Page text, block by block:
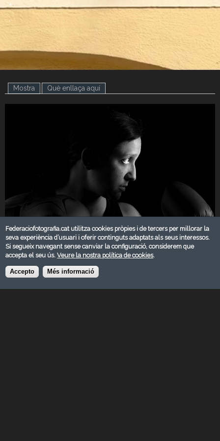
.
Mostra (pestanya activa)
Què enllaça aquí
Federaciofotografia.cat utilitza cookies pròpies i de tercers per millorar la
seva experiència d’usuari i oferir continguts adaptats als seus interessos.
Si segueix navegant sense canviar la configuració, considerem que
accepta el seu ús.Veure la nostra política de cookies.
Accepto Més informació